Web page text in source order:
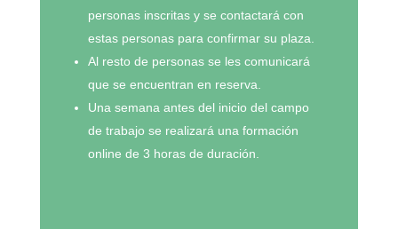
personas inscritas y se contactará con
estas personas para confirmar su plaza.
Al resto de personas se les comunicará
que se encuentran en reserva.
Una semana antes del inicio del campo
de trabajo se realizará una formación
online de 3 horas de duración.